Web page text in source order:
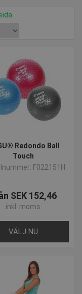
Redondo Ball
Touch
F022151H
SEK 152,46
inkl. moms
VÄLJ NU